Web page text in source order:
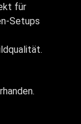
für
Setups